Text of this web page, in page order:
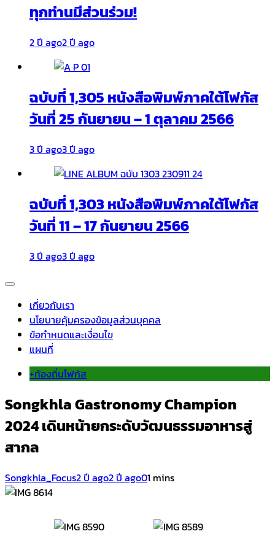
ทุกท่านมีส่วนร่วม!
2 ปี ago2 ปี ago
ฉบับที่ 1,305 หนังสือพิมพ์ภาคใต้โฟกัส
วันที่ 25 กันยายน – 1 ตุลาคม 2566
3 ปี ago3 ปี ago
ฉบับที่ 1,303 หนังสือพิมพ์ภาคใต้โฟกัส
วันที่ 11 – 17 กันยายน 2566
3 ปี ago3 ปี ago
เกี่ยวกับเรา
นโยบายคุ้มครองข้อมูลส่วนบุคคล
ข้อกำหนดและเงื่อนไข
แผนที่
+ท้องถิ่นโฟกัส
Songkhla Gastronomy Champion
2024 เดินหน้ายกระดับวัฒนธรรมอาหารสู่
สากล
Songkhla_Focus2 ปี ago2 ปี ago01 mins